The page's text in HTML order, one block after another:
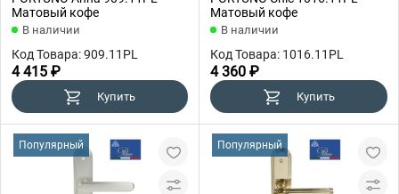
Матовый кофе
В наличии
Код Товара: 909.11PL
4 415 ₽
Купить
Матовый кофе
В наличии
Код Товара: 1016.11PL
4 360 ₽
Купить
Популярный Популярный